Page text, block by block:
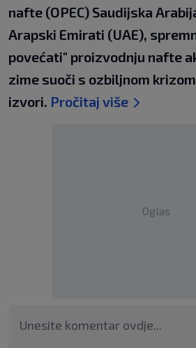
nafte (OPEC) Saudijska
Arapski Emirati (UAE),
povećati" proizvodnju nafte
zime suoči s ozbiljnom
izvori. Pročitaj više
Oglas